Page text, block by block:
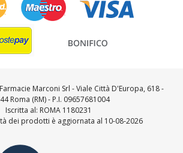
Marconi Srl - Viale Città D'Europa, 618 -
Roma (RM) - P.I. 09657681004
Iscritta al: ROMA 1180231
dei prodotti è aggiornata al 10-08-2026